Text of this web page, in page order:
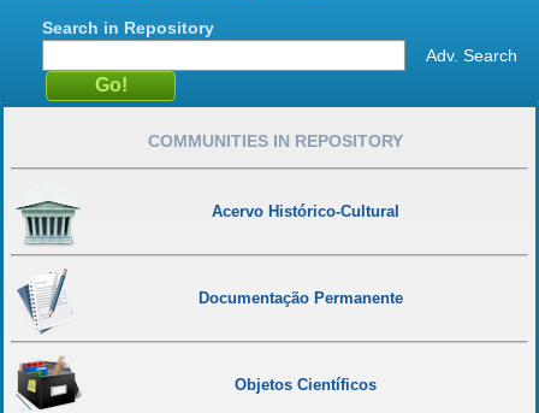
Search in Repository
Adv. Search
COMMUNITIES IN REPOSITORY
Acervo Histórico-Cultural
Documentação Permanente
Objetos Científicos